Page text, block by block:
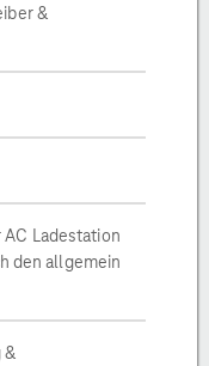
&
Ladestation
den allgemein
&